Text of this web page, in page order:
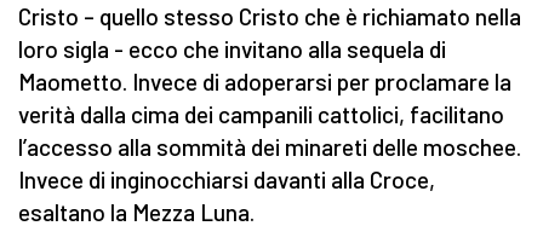
Cristo – quello stesso Cristo che è richiamato nella
loro sigla - ecco che invitano alla sequela di
Maometto. Invece di adoperarsi per proclamare la
verità dalla cima dei campanili cattolici, facilitano
l’accesso alla sommità dei minareti delle moschee.
Invece di inginocchiarsi davanti alla Croce,
esaltano la Mezza Luna.